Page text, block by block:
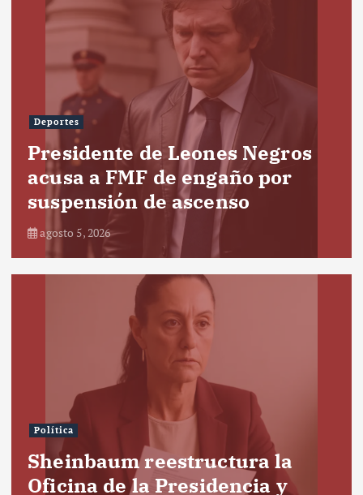
Deportes
Presidente de Leones Negros
acusa a FMF de engaño por
suspensión de ascenso
agosto 5, 2026
Política
Sheinbaum reestructura la
Oficina de la Presidencia y